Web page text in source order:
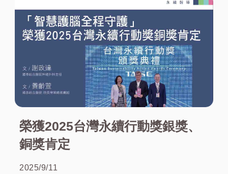
榮獲2025台灣永續行動獎銀獎、
銅獎肯定
2025/9/11